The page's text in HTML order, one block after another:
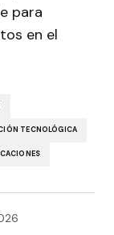
para
en el
TECNOLÓGICA